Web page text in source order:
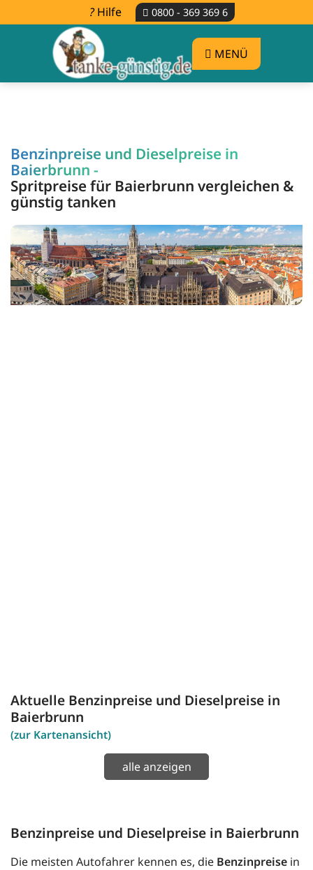
Hilfe 0800 - 369 369 6
MENÜ
Benzinpreise und Dieselpreise in
Baierbrunn -
Spritpreise für Baierbrunn vergleichen &
günstig tanken
Aktuelle Benzinpreise und Dieselpreise in
Baierbrunn
(zur Kartenansicht)
alle anzeigen
Benzinpreise und Dieselpreise in Baierbrunn
Die meisten Autofahrer kennen es, die Benzinpreise in